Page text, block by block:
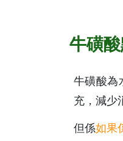
牛磺
牛磺酸為
充，減少
但係如果